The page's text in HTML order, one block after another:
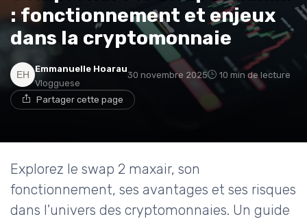
: fonctionnement et enjeux
dans la cryptomonnaie
Emmanuelle Hoarau
Vlogguese
30 novembre 2025 10 min de lecture
Partager cette page
Explorez le swap 2 maxair, son
fonctionnement, ses avantages et ses risques
dans l'univers des cryptomonnaies. Un guide